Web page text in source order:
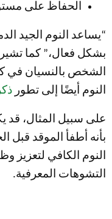
الحفاظ على
“​​يساعد النوم الجيد
بشكل فعال،” كما
الشخص بالنسيان في
النوم أيضًا إلى تطور
على سبيل المثال، قد
بأنه أطفأ الموقد قبل
النوم الكافي لتعزيز
التشوهات المعرفية.